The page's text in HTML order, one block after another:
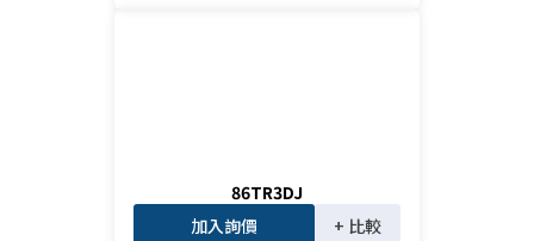
86TR3DJ
加入詢價
+ 比較